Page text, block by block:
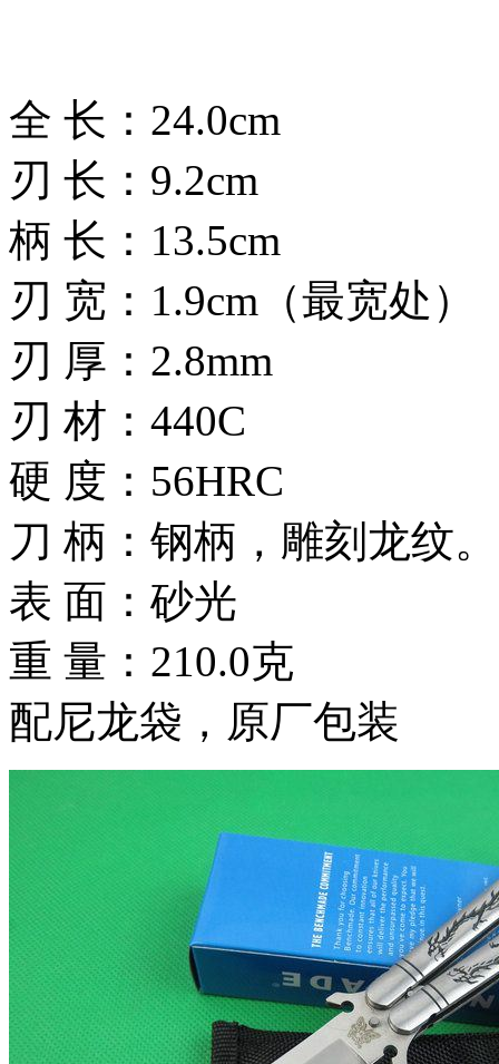
全 长：24.0cm
刃 长：9.2cm
柄 长：13.5cm
刃 宽：1.9cm（最宽处）
刃 厚：2.8mm
刃 材：440C
硬 度：56HRC
刀 柄：钢柄，雕刻龙纹。
表 面：砂光
重 量：210.0克
配尼龙袋，原厂包装